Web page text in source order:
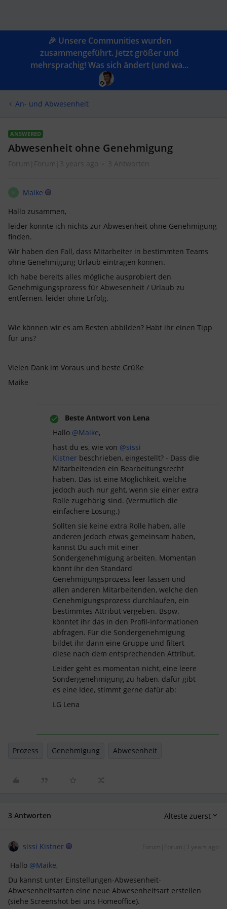
🎉 Unsere Communities wurden
zusammengeführt. Jetzt größer und
mehrsprachig! Was sich ändert (und wa...
An- und Abwesenheit
ANSWERED
Abwesenheit ohne Genehmigung
Forum|Forum|3 years ago 3 Antworten
M
Maike
Hallo zusammen,
leider konnte ich nichts zur Abwesenheit ohne Genehmigung
finden.
Wir haben den Fall, dass Mitarbeiter in bestimmten Teams
ohne Genehmigung Urlaub eintragen können.
Ich habe bereits alles mögliche ausprobiert den
Genehmigungsprozess für Abwesenheit / Urlaub zu
entfernen, leider ohne Erfolg.
Wie können wir es am Besten abbilden? Habt ihr einen Tipp
für uns?
Vielen Dank im Voraus und beste Grüße
Maike
Beste Antwort von Lena
Hallo @Maike,
hast du es, wie von @sissi
Kistner beschrieben, eingestellt? - Dass die
Mitarbeitenden ein Bearbeitungsrecht
haben. Das ist eine Möglichkeit, welche
jedoch auch nur geht, wenn sie einer extra
Rolle zugehörig sind. (Vermutlich die
einfachere Lösung.)
Sollten sie keine extra Rolle haben, alle
anderen jedoch etwas gemeinsam haben,
kannst Du auch mit einer
Sondergenehmigung arbeiten. Momentan
könnt ihr den Standard
Genehmigungsprozess leer lassen und
allen anderen Mitarbeitenden, welche den
Genehmigungsprozess durchlaufen, ein
bestimmtes Attribut vergeben. Bspw.
könntet ihr das in den Profil-Informationen
abfragen. Für die Sondergenehmigung
bildet ihr dann eine Gruppe und filtert
diese nach dem entsprechenden Attribut.
Leider geht es momentan nicht, eine leere
Sondergenehmigung zu haben, dafür gibt
es eine Idee, stimmt gerne dafür ab:
LG Lena
Prozess Genehmigung Abwesenheit
3 Antworten Älteste zuerst
sissi Kistner Forum|Forum|3 years ago
Hallo @Maike,
Du kannst unter Einstellungen-Abwesenheit-
Abwesenheitsarten eine neue Abwesenheitsart erstellen
(siehe Screenshot bei uns Homeoffice).